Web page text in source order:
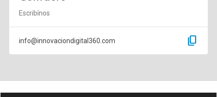
Escribínos
info@innovaciondigital360.com content_copy